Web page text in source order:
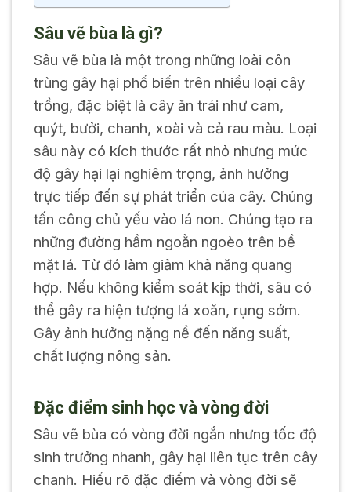
Sâu vẽ bùa là gì?
Sâu vẽ bùa là một trong những loài côn
trùng gây hại phổ biến trên nhiều loại cây
trồng, đặc biệt là cây ăn trái như cam,
quýt, bưởi, chanh, xoài và cả rau màu. Loại
sâu này có kích thước rất nhỏ nhưng mức
độ gây hại lại nghiêm trọng, ảnh hưởng
trực tiếp đến sự phát triển của cây. Chúng
tấn công chủ yếu vào lá non. Chúng tạo ra
những đường hầm ngoằn ngoèo trên bề
mặt lá. Từ đó làm giảm khả năng quang
hợp. Nếu không kiểm soát kịp thời, sâu có
thể gây ra hiện tượng lá xoăn, rụng sớm.
Gây ảnh hưởng nặng nề đến năng suất,
chất lượng nông sản.
Đặc điểm sinh học và vòng đời
Sâu vẽ bùa có vòng đời ngắn nhưng tốc độ
sinh trưởng nhanh, gây hại liên tục trên cây
chanh. Hiểu rõ đặc điểm và vòng đời sẽ